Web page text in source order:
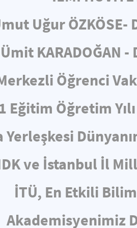
Uğur ÖZKÖSE-
Ümit KARADOĞAN
Öğrenci
Eğitim Öğretim
Yerleşkesi
ve İstanbul İl
İTÜ, En Etkili
Akademisyenimiz